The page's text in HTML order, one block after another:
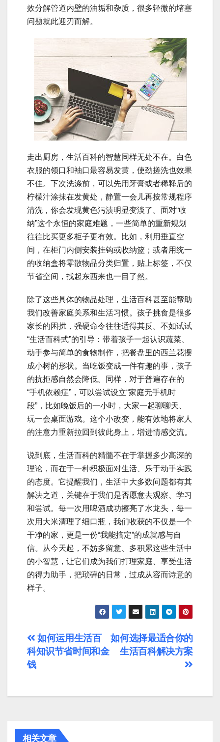
效分解管道内壁的油垢和杂质，很多轻微的堵塞
问题就此迎刃而解。
走出厨房，生活百科的智慧同样无处不在。白色
衣服的领口和袖口最容易发黄，使劲搓洗也效果
不佳。下次洗涤前，可以先用牙膏或者稀释后的
柠檬汁涂抹在发黄处，静置一会儿再按常规程序
清洗，你会发现黄色污渍明显变淡了。面对“收
纳”这个永恒的家庭难题，一些简单的重新规划
往往比买更多柜子更有效。比如，利用垂直空
间，在柜门内侧安装挂钩或收纳篮；或者用统一
的收纳盒将零散物品分类归置，贴上标签，不仅
节省空间，找起东西来也一目了然。
除了这些具体的物品处理，生活百科甚至能帮助
我们改善家庭关系和生活习惯。孩子挑食是很多
家长的困扰，强硬命令往往适得其反。不如试试
“生活百科式”的引导：带着孩子一起认识蔬菜、
动手参与简单的食物制作，把餐盘里的西兰花摆
成小树的形状。当吃饭变成一件有趣的事，孩子
的抗拒感自然会降低。同样，对于普遍存在的
“手机依赖症”，可以尝试设立“家庭无手机时
段”，比如晚饭后的一小时，大家一起聊聊天、
玩一会桌面游戏。这个小改变，能有效地将家人
的注意力重新拉回到彼此身上，增进情感交流。
说到底，生活百科的精髓不在于掌握多少高深的
理论，而在于一种积极面对生活、乐于动手实践
的态度。它提醒我们，生活中大多数问题都有其
解决之道，关键在于我们是否愿意去观察、学习
和尝试。每一次用啤酒成功擦亮了水龙头，每一
次用大米清理了细口瓶，我们收获的不仅是一个
干净的家，更是一份“我能搞定”的成就感与自
信。从今天起，不妨多留意、多积累这些生活中
的小智慧，让它们成为我们打理家庭、享受生活
的得力助手，把琐碎的日常，过成从容而诗意的
样子。
文
章
航
如何选择最适合你的
生活百科解决方案
如何运用生活百
科知识节省时间和金
钱
相关文章